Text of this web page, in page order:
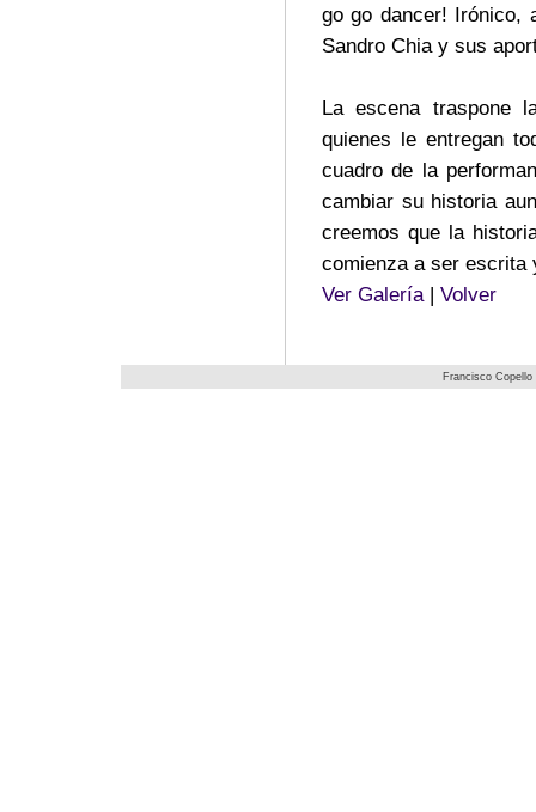
go go dancer! Irónico,
Sandro Chia y sus
La escena traspone
quienes le entregan
cuadro de la
cambiar su historia
creemos que la
comienza a ser escrita
Ver Galería | Volver
Francisco